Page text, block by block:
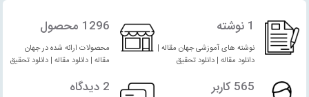
1 نوشته
نوشته های آموزشی جهان مقاله |
دانلود مقاله | دانلود تحقیق
1296 محصول
محصولات ارائه شده در جهان
مقاله | دانلود مقاله | دانلود تحقیق
565 کاربر 2 دیدگاه